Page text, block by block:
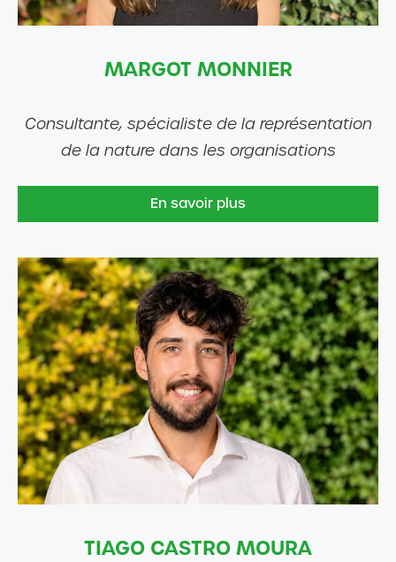
MARGOT MONNIER
Consultante, spécialiste de la représentation
de la nature dans les organisations
En savoir plus
TIAGO CASTRO MOURA